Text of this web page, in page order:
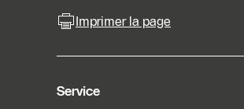
Imprimer la page
Service